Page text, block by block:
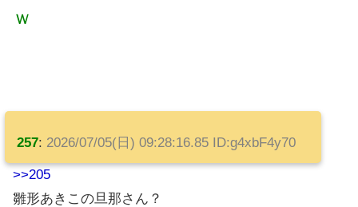
ｗ
257: 2026/07/05(日) 09:28:16.85 ID:g4xbF4y70
>>205
雛形あきこの旦那さん？